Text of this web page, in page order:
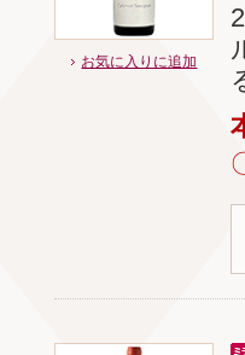
お気に入りに追加